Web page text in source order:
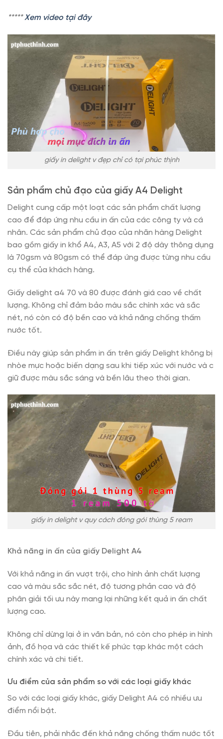
*****Xem video tại đây
giấy in delight v đẹp chỉ có tại phúc thịnh
Sản phẩm chủ đạo của giấy A4 Delight
Delight cung cấp một loạt các sản phẩm chất lượng
cao để đáp ứng nhu cầu in ấn của các công ty và cá
nhân. Các sản phẩm chủ đạo của nhãn hàng Delight
bao gồm giấy in khổ A4, A3, A5 với 2 độ dày thông dụng
là 70gsm và 80gsm có thể đáp ứng được từng nhu cầu
cụ thể của khách hàng.
Giấy delight a4 70 và 80 được đánh giá cao về chất
lượng. Không chỉ đảm bảo màu sắc chính xác và sắc
nét, nó còn có độ bền cao và khả năng chống thấm
nước tốt.
Điều này giúp sản phẩm in ấn trên giấy Delight không bị
nhòe mực hoặc biến dạng sau khi tiếp xúc với nước và c
giữ được màu sắc sáng và bền lâu theo thời gian.
giấy in delight v quy cách đóng gói thùng 5 ream
Khả năng in ấn của giấy Delight A4
Với khả năng in ấn vượt trội, cho hình ảnh chất lượng
cao và màu sắc sắc nét, độ tương phản cao và độ
phân giải tối ưu này mang lại những kết quả in ấn chất
lượng cao.
Không chỉ dừng lại ở in văn bản, nó còn cho phép in hình
ảnh, đồ họa và các thiết kế phức tạp khác một cách
chính xác và chi tiết.
Ưu điểm của sản phẩm so với các loại giấy khác
So với các loại giấy khác, giấy Delight A4 có nhiều ưu
điểm nổi bật.
Đầu tiên, phải nhắc đến khả năng chống thấm nước tốt